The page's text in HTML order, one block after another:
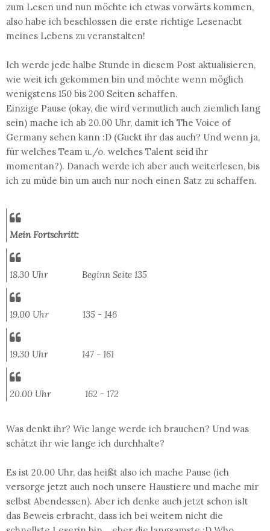
zum Lesen und nun möchte ich etwas vorwärts kommen,
also habe ich beschlossen die erste richtige Lesenacht
meines Lebens zu veranstalten!
Ich werde jede halbe Stunde in diesem Post aktualisieren,
wie weit ich gekommen bin und möchte wenn möglich
wenigstens 150 bis 200 Seiten schaffen.
Einzige Pause (okay, die wird vermutlich auch ziemlich lang
sein) mache ich ab 20.00 Uhr, damit ich The Voice of
Germany sehen kann :D (Guckt ihr das auch? Und wenn ja,
für welches Team u./o. welches Talent seid ihr
momentan?). Danach werde ich aber auch weiterlesen, bis
ich zu müde bin um auch nur noch einen Satz zu schaffen.
Mein Fortschritt:
18.30 Uhr Beginn Seite 135
19.00 Uhr 135 - 146
19.30 Uhr 147 - 161
20.00 Uhr 162 - 172
Was denkt ihr? Wie lange werde ich brauchen? Und was
schätzt ihr wie lange ich durchhalte?
Es ist 20.00 Uhr, das heißt also ich mache Pause (ich
versorge jetzt auch noch unsere Haustiere und mache mir
selbst Abendessen). Aber ich denke auch jetzt schon isIt
das Beweis erbracht, dass ich bei weitem nicht die